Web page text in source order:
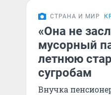
СТРАНА И МИР
«Она не
мусорный
летнюю
сугробам
Внучка